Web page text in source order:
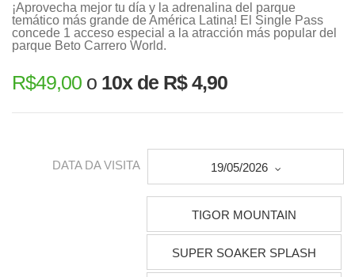
¡Aprovecha mejor tu día y la adrenalina del parque
temático más grande de América Latina! El Single Pass
concede 1 acceso especial a la atracción más popular del
parque Beto Carrero World.
R$49,00 o 10x de R$ 4,90
DATA DA VISITA 19/05/2026
TIGOR MOUNTAIN
SUPER SOAKER SPLASH